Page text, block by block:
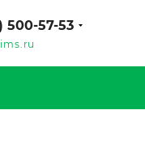
500-57-53